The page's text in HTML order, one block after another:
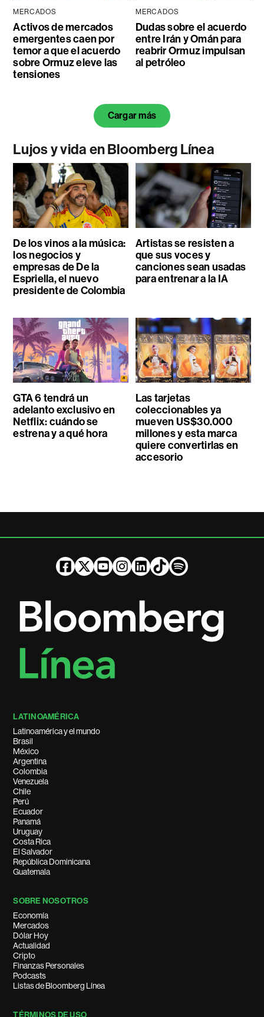
MERCADOS
Activos de mercados
emergentes caen por
temor a que el acuerdo
sobre Ormuz eleve las
tensiones
MERCADOS
Dudas sobre el acuerdo
entre Irán y Omán para
reabrir Ormuz impulsan
al petróleo
Cargar más
Lujos y vida en Bloomberg Línea
De los vinos a la música:
los negocios y
empresas de De la
Espriella, el nuevo
presidente de Colombia
Artistas se resisten a
que sus voces y
canciones sean usadas
para entrenar a la IA
GTA 6 tendrá un
adelanto exclusivo en
Netflix: cuándo se
estrena y a qué hora
Las tarjetas
coleccionables ya
mueven US$30.000
millones y esta marca
quiere convertirlas en
accesorio
LATINOAMÉRICA
Latinoamérica y el mundo
Brasil
México
Argentina
Colombia
Venezuela
Chile
Perú
Ecuador
Panamá
Uruguay
Costa Rica
El Salvador
República Dominicana
Guatemala
SOBRE NOSOTROS
Economía
Mercados
Dólar Hoy
Actualidad
Cripto
Finanzas Personales
Podcasts
Listas de Bloomberg Línea
TÉRMINOS DE USO